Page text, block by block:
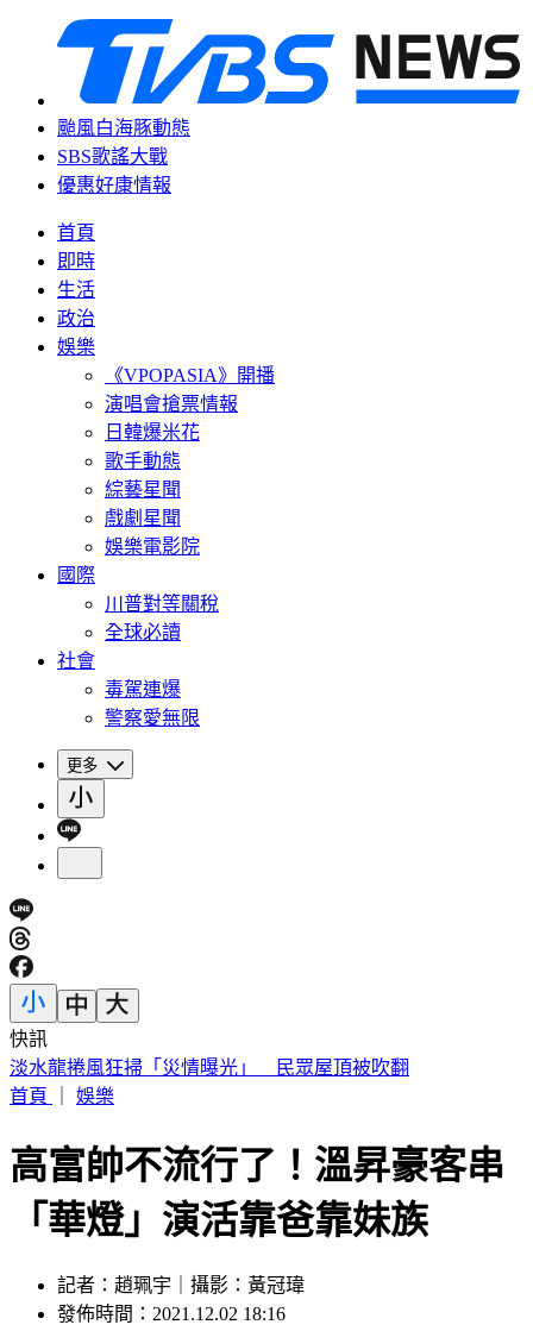
颱風白海豚動態
SBS歌謠大戰
優惠好康情報
首頁
即時
生活
政治
娛樂
《VPOPASIA》開播
演唱會搶票情報
日韓爆米花
歌手動態
綜藝星聞
戲劇星聞
娛樂電影院
國際
川普對等關稅
全球必讀
社會
毒駕連爆
警察愛無限
更多
快訊
烏干達「拒台護照入境」！外交部認了：持續聯繫交涉中
首頁
娛樂
高富帥不流行了！溫昇豪客串
「華燈」演活靠爸靠妹族
記者：趙珮宇｜攝影：黃冠瑋
發佈時間：2021.12.02 18:16